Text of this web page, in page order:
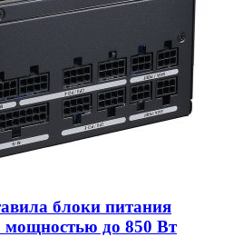
блоки питания
мощностью до 850 Вт